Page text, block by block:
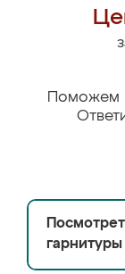
Поможем
гарнитуры